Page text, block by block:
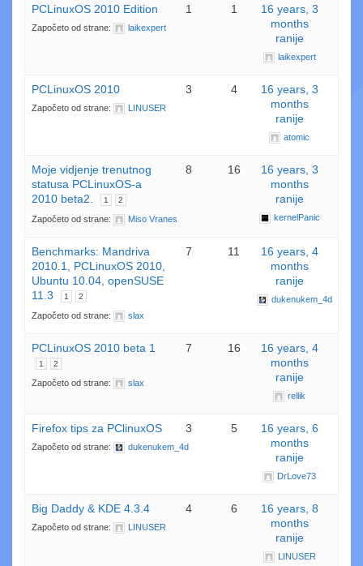
PCLinuxOS 2010 Edition
Započeto od strane: laikexpert
1 1
16 years, 3
months
ranije
laikexpert
PCLinuxOS 2010
Započeto od strane: LINUSER
3 4
16 years, 3
months
ranije
atomic
Moje vidjenje trenutnog
statusa PCLinuxOS-a
2010 beta2.
1 2
Započeto od strane: Miso Vranes
8 16
16 years, 3
months
ranije
kernelPanic
Benchmarks: Mandriva
2010.1, PCLinuxOS 2010,
Ubuntu 10.04, openSUSE
11.3
1 2
Započeto od strane: slax
7 11
16 years, 4
months
ranije
dukenukem_4d
PCLinuxOS 2010 beta 1
1 2
Započeto od strane: slax
7 16
16 years, 4
months
ranije
rellik
Firefox tips za PClinuxOS
Započeto od strane: dukenukem_4d
3 5
16 years, 6
months
ranije
DrLove73
Big Daddy & KDE 4.3.4
Započeto od strane: LINUSER
4 6
16 years, 8
months
ranije
LINUSER